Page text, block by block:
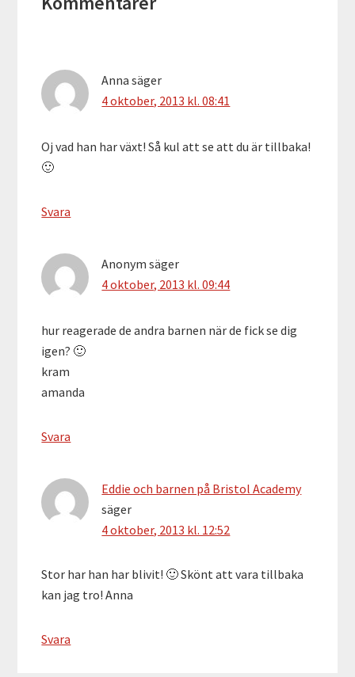
Anna säger
4 oktober, 2013 kl. 08:41
Oj vad han har växt! Så kul att se att du är tillbaka!
🙂
Svara
Anonym säger
4 oktober, 2013 kl. 09:44
hur reagerade de andra barnen när de fick se dig
igen? 🙂
kram
amanda
Svara
Eddie och barnen på Bristol Academy
säger
4 oktober, 2013 kl. 12:52
Stor har han har blivit! 🙂 Skönt att vara tillbaka
kan jag tro! Anna
Svara